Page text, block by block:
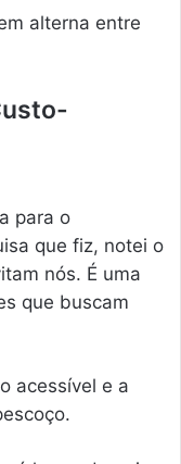
alterna entre
para o
que fiz, notei o
nós. É uma
que buscam
acessível e a